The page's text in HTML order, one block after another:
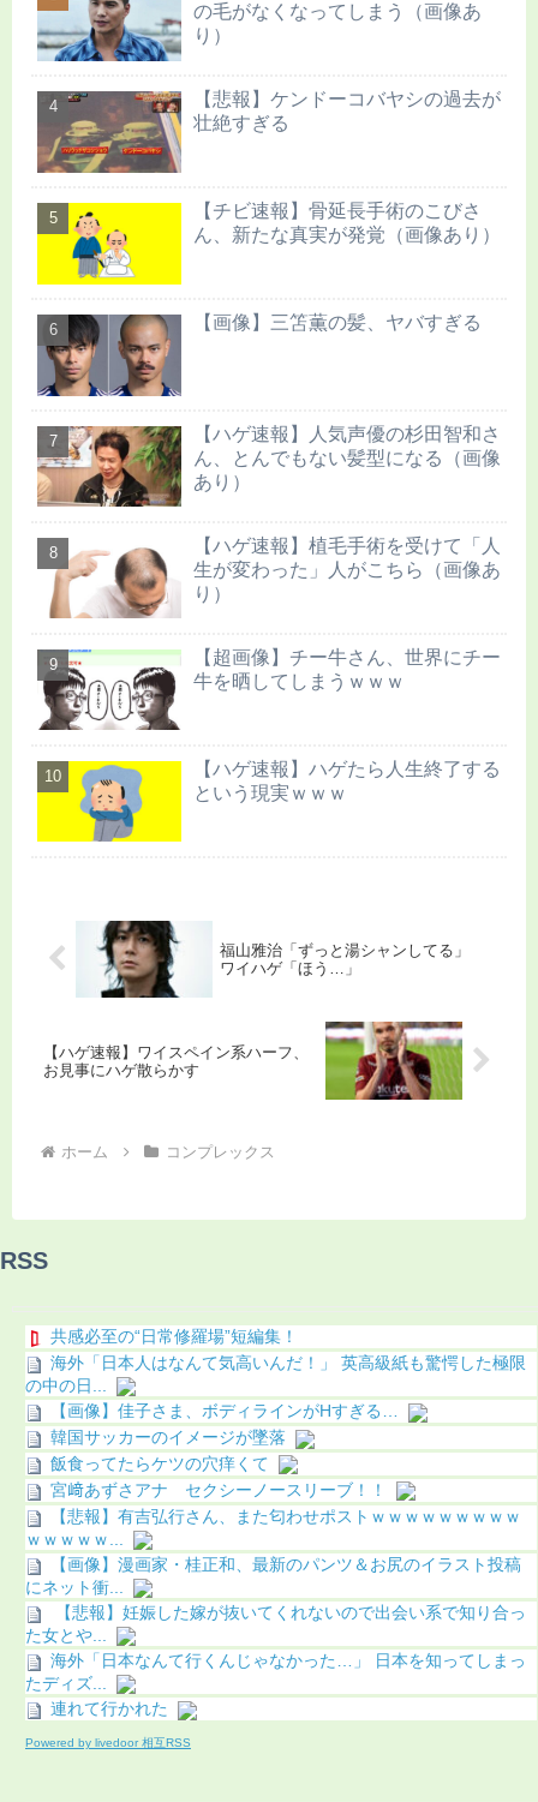
の毛がなくなってしまう（画像あ
り）
【悲報】ケンドーコバヤシの過去が
壮絶すぎる
【チビ速報】骨延長手術のこびさ
ん、新たな真実が発覚（画像あり）
【画像】三笘薫の髪、ヤバすぎる
【ハゲ速報】人気声優の杉田智和さ
ん、とんでもない髪型になる（画像
あり）
【ハゲ速報】植毛手術を受けて「人
生が変わった」人がこちら（画像あ
り）
【超画像】チー牛さん、世界にチー
牛を晒してしまうｗｗｗ
【ハゲ速報】ハゲたら人生終了する
という現実ｗｗｗ
福山雅治「ずっと湯シャンしてる」
ワイハゲ「ほう…」
【ハゲ速報】ワイスペイン系ハーフ、
お見事にハゲ散らかす
ホーム コンプレックス
RSS
共感必至の“日常修羅場”短編集！
海外「日本人はなんて気高いんだ！」 英高級紙も驚愕した極限
の中の日...
【画像】佳子さま、ボディラインがHすぎる…
韓国サッカーのイメージが墜落
飯食ってたらケツの穴痒くて
宮﨑あずさアナ セクシーノースリーブ！！
【悲報】有吉弘行さん、また匂わせポストｗｗｗｗｗｗｗｗｗ
ｗｗｗｗｗ...
【画像】漫画家・桂正和、最新のパンツ＆お尻のイラスト投稿
にネット衝...
【悲報】妊娠した嫁が抜いてくれないので出会い系で知り合っ
た女とや...
海外「日本なんて行くんじゃなかった…」 日本を知ってしまっ
たディズ...
連れて行かれた
Powered by livedoor 相互RSS